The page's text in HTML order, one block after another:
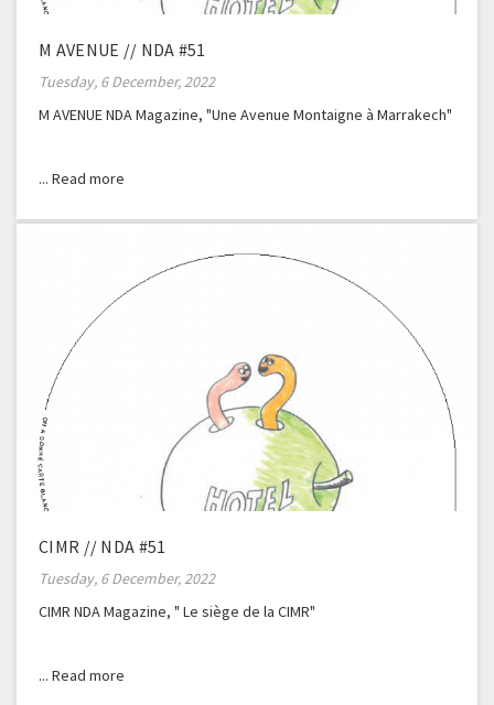
M AVENUE // NDA #51
Tuesday, 6 December, 2022
M AVENUE NDA Magazine, "Une Avenue Montaigne à Marrakech"
CIMR // NDA #51
Tuesday, 6 December, 2022
CIMR NDA Magazine, " Le siège de la CIMR"